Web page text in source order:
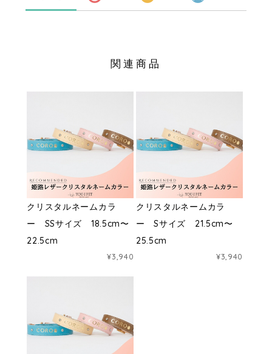
関連商品
クリスタルネームカラ
ー SSサイズ 18.5cm〜
22.5cm
¥3,940
クリスタルネームカラ
ー Sサイズ 21.5cm〜
25.5cm
¥3,940